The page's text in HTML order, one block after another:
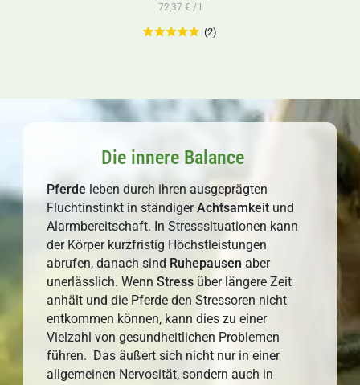
72,37 € / l
(2)
Die innere Balance
Pferde leben durch ihren ausgeprägten
Fluchtinstinkt in ständigerAchtsamkeit und
Alarmbereitschaft. In Stresssituationen kann
der Körper kurzfristig Höchstleistungen
abrufen, danach sind Ruhepausen aber
unerlässlich. WennStress über längere Zeit
anhält und die Pferde den Stressoren nicht
entkommen können, kann dies zu einer
Vielzahl von gesundheitlichen Problemen
führen. Das äußert sich nicht nur in einer
allgemeinen Nervosität, sondern auch in